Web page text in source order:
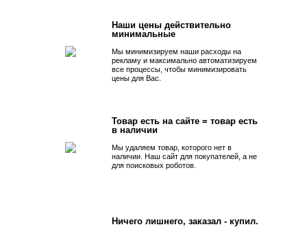
Наши цены действительно
минимальные
Мы минимизируем наши расходы на
рекламу и максимально автоматизируем
все процессы, чтобы минимизировать
цены для Вас.
Товар есть на сайте = товар есть
в наличии
Мы удаляем товар, которого нет в
наличии. Наш сайт для покупателей, а не
для поисковых роботов.
Ничего лишнего, заказал - купил.